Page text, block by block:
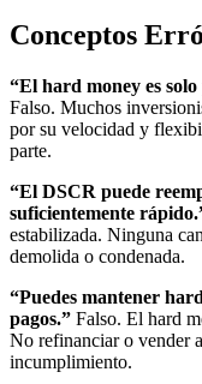
Conceptos
“El hard money es
Falso. Muchos
por su velocidad y
parte.
“El DSCR puede
suficientemente
estabilizada. Ninguna
demolida o condenada.
“Puedes mantener
pagos.” Falso. El hard
No refinanciar o vender
incumplimiento.